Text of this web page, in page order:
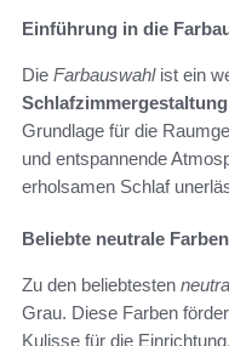
Einführung in die
Die Farbauswahlist ein
Schlafzimmergestaltung
Grundlage für die
und entspannende
erholsamen Schlaf
Beliebte neutrale
Zu den beliebtesten
Grau. Diese Farben
Kulisse für die